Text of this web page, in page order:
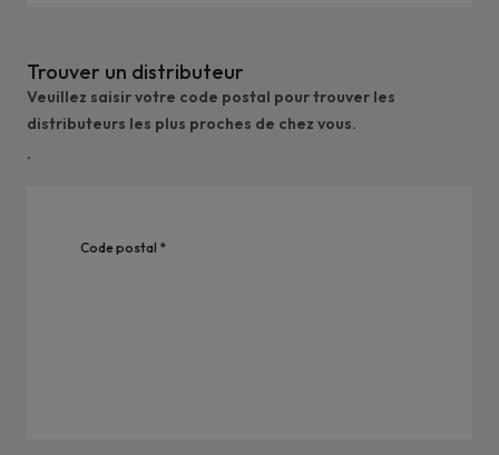
Trouver un distributeur
Veuillez saisir votre code postal pour trouver les
distributeurs les plus proches de chez vous.
.
Code postal *